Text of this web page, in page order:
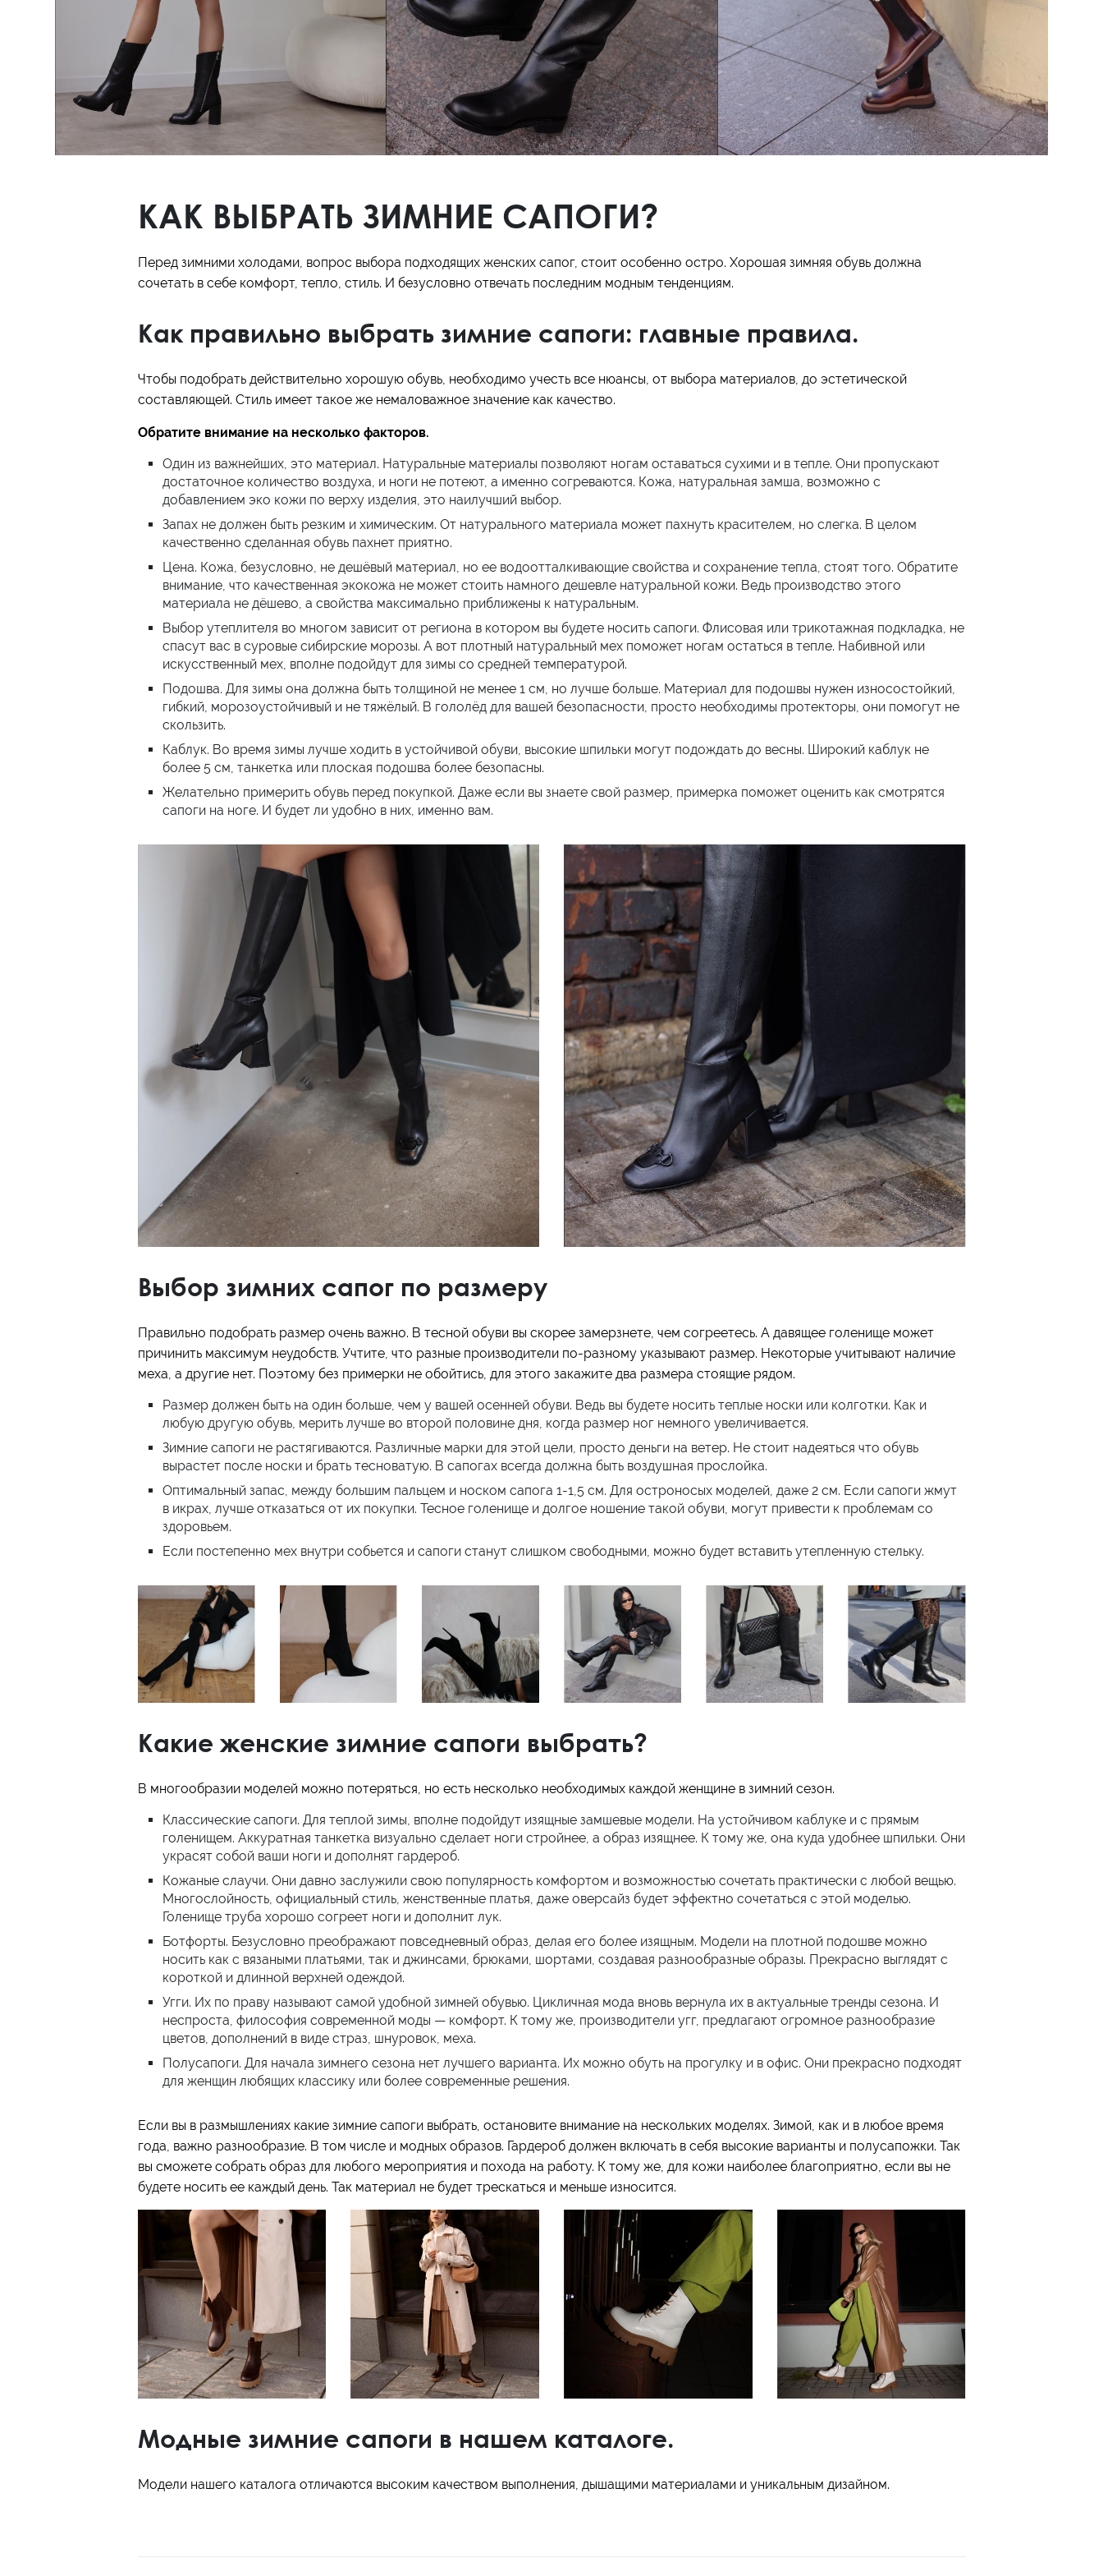
Челси
Кроссовки
Мюли
Полусапоги
КАК ВЫБРАТЬ ЗИМНИЕ САПОГИ?
Перед зимними холодами, вопрос выбора подходящих женских сапог, стоит особенно остро. Хорошая зимняя обувь должна
сочетать в себе комфорт, тепло, стиль. И безусловно отвечать последним модным тенденциям.
Как правильно выбрать зимние сапоги: главные правила.
Чтобы подобрать действительно хорошую обувь, необходимо учесть все нюансы, от выбора материалов, до эстетической
составляющей. Стиль имеет такое же немаловажное значение как качество.
Обратите внимание на несколько факторов.
Один из важнейших, это материал. Натуральные материалы позволяют ногам оставаться сухими и в тепле. Они пропускают
достаточное количество воздуха, и ноги не потеют, а именно согреваются. Кожа, натуральная замша, возможно с
добавлением эко кожи по верху изделия, это наилучший выбор.
Запах не должен быть резким и химическим. От натурального материала может пахнуть красителем, но слегка. В целом
качественно сделанная обувь пахнет приятно.
Цена. Кожа, безусловно, не дешёвый материал, но ее водоотталкивающие свойства и сохранение тепла, стоят того. Обратите
внимание, что качественная экокожа не может стоить намного дешевле натуральной кожи. Ведь производство этого
материала не дёшево, а свойства максимально приближены к натуральным.
Выбор утеплителя во многом зависит от региона в котором вы будете носить сапоги. Флисовая или трикотажная подкладка, не
спасут вас в суровые сибирские морозы. А вот плотный натуральный мех поможет ногам остаться в тепле. Набивной или
искусственный мех, вполне подойдут для зимы со средней температурой.
Подошва. Для зимы она должна быть толщиной не менее 1 см, но лучше больше. Материал для подошвы нужен износостойкий,
гибкий, морозоустойчивый и не тяжёлый. В гололёд для вашей безопасности, просто необходимы протекторы, они помогут не
скользить.
Каблук. Во время зимы лучше ходить в устойчивой обуви, высокие шпильки могут подождать до весны. Широкий каблук не
более 5 см, танкетка или плоская подошва более безопасны.
Желательно примерить обувь перед покупкой. Даже если вы знаете свой размер, примерка поможет оценить как смотрятся
сапоги на ноге. И будет ли удобно в них, именно вам.
Выбор зимних сапог по размеру
Правильно подобрать размер очень важно. В тесной обуви вы скорее замерзнете, чем согреетесь. А давящее голенище может
причинить максимум неудобств. Учтите, что разные производители по-разному указывают размер. Некоторые учитывают наличие
меха, а другие нет. Поэтому без примерки не обойтись, для этого закажите два размера стоящие рядом.
Размер должен быть на один больше, чем у вашей осенней обуви. Ведь вы будете носить теплые носки или колготки. Как и
любую другую обувь, мерить лучше во второй половине дня, когда размер ног немного увеличивается.
Зимние сапоги не растягиваются. Различные марки для этой цели, просто деньги на ветер. Не стоит надеяться что обувь
вырастет после носки и брать тесноватую. В сапогах всегда должна быть воздушная прослойка.
Оптимальный запас, между большим пальцем и носком сапога 1-1,5 см. Для остроносых моделей, даже 2 см. Если сапоги жмут
в икрах, лучше отказаться от их покупки. Тесное голенище и долгое ношение такой обуви, могут привести к проблемам со
здоровьем.
Если постепенно мех внутри собьется и сапоги станут слишком свободными, можно будет вставить утепленную стельку.
Какие женские зимние сапоги выбрать?
В многообразии моделей можно потеряться, но есть несколько необходимых каждой женщине в зимний сезон.
Классические сапоги. Для теплой зимы, вполне подойдут изящные замшевые модели. На устойчивом каблуке и с прямым
голенищем. Аккуратная танкетка визуально сделает ноги стройнее, а образ изящнее. К тому же, она куда удобнее шпильки. Они
украсят собой ваши ноги и дополнят гардероб.
Кожаные слаучи. Они давно заслужили свою популярность комфортом и возможностью сочетать практически с любой вещью.
Многослойность, официальный стиль, женственные платья, даже оверсайз будет эффектно сочетаться с этой моделью.
Голенище труба хорошо согреет ноги и дополнит лук.
Ботфорты. Безусловно преображают повседневный образ, делая его более изящным. Модели на плотной подошве можно
носить как с вязаными платьями, так и джинсами, брюками, шортами, создавая разнообразные образы. Прекрасно выглядят с
короткой и длинной верхней одеждой.
Угги. Их по праву называют самой удобной зимней обувью. Цикличная мода вновь вернула их в актуальные тренды сезона. И
неспроста, философия современной моды — комфорт. К тому же, производители угг, предлагают огромное разнообразие
цветов, дополнений в виде страз, шнуровок, меха.
Полусапоги. Для начала зимнего сезона нет лучшего варианта. Их можно обуть на прогулку и в офис. Они прекрасно подходят
для женщин любящих классику или более современные решения.
Если вы в размышлениях какие зимние сапоги выбрать, остановите внимание на нескольких моделях. Зимой, как и в любое время
года, важно разнообразие. В том числе и модных образов. Гардероб должен включать в себя высокие варианты и полусапожки. Так
вы сможете собрать образ для любого мероприятия и похода на работу. К тому же, для кожи наиболее благоприятно, если вы не
будете носить ее каждый день. Так материал не будет трескаться и меньше износится.
Модные зимние сапоги в нашем каталоге.
Модели нашего каталога отличаются высоким качеством выполнения, дышащими материалами и уникальным дизайном.